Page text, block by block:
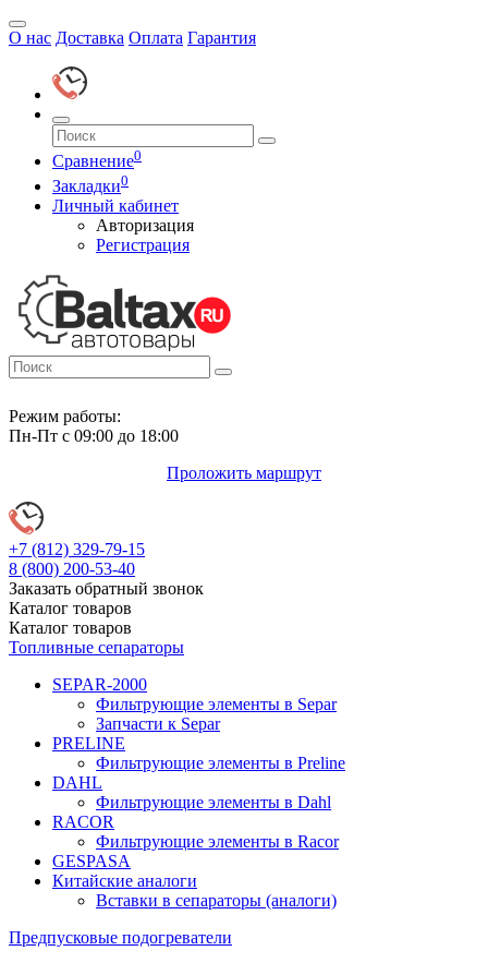
О нас Доставка Оплата Гарантия
Сравнение0
Закладки0
Личный кабинет
Авторизация
Регистрация
Режим работы:
Пн-Пт с 09:00 до 18:00
Проложить маршрут
+7 (812) 329-79-15
8 (800) 200-53-40
Заказать обратный звонок
Каталог товаров
Каталог товаров
Топливные сепараторы
SEPAR-2000
Фильтрующие элементы в Separ
Запчасти к Separ
PRELINE
Фильтрующие элементы в Preline
DAHL
Фильтрующие элементы в Dahl
RACOR
Фильтрующие элементы в Racor
GESPASA
Китайские аналоги
Вставки в сепараторы (аналоги)
Предпусковые подогреватели